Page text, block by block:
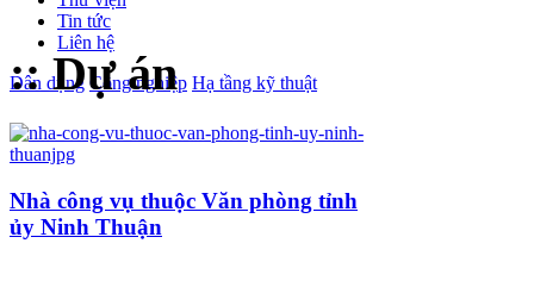
Tin tức
Liên hệ
Dân dụng Công nghiệp Hạ tầng kỹ thuật
:: Dự án
Nhà công vụ thuộc Văn phòng tỉnh
ủy Ninh Thuận